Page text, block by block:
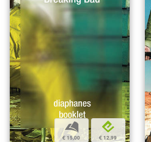
b
€ 15,00
e
€ 12,99